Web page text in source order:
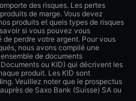
des risques. Les pertes
de marge. Vous devez
produits et quels types de risques
si vous pouvez vous
perdre votre argent. Pour vous
nous avons compilé une
de documents
ou KID) qui décrivent les
produit. Les KID sont
Veuillez noter que le prospectus
de Saxo Bank (Suisse) SA ou